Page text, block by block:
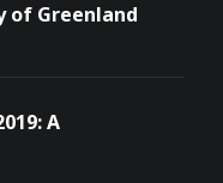
of Greenland
A